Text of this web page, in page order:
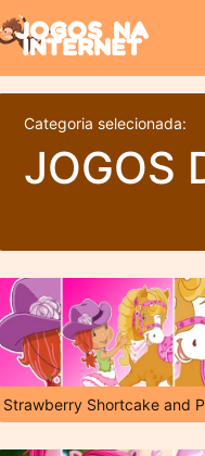
Categoria selecionada:
JOGOS
Strawberry Shortcake and